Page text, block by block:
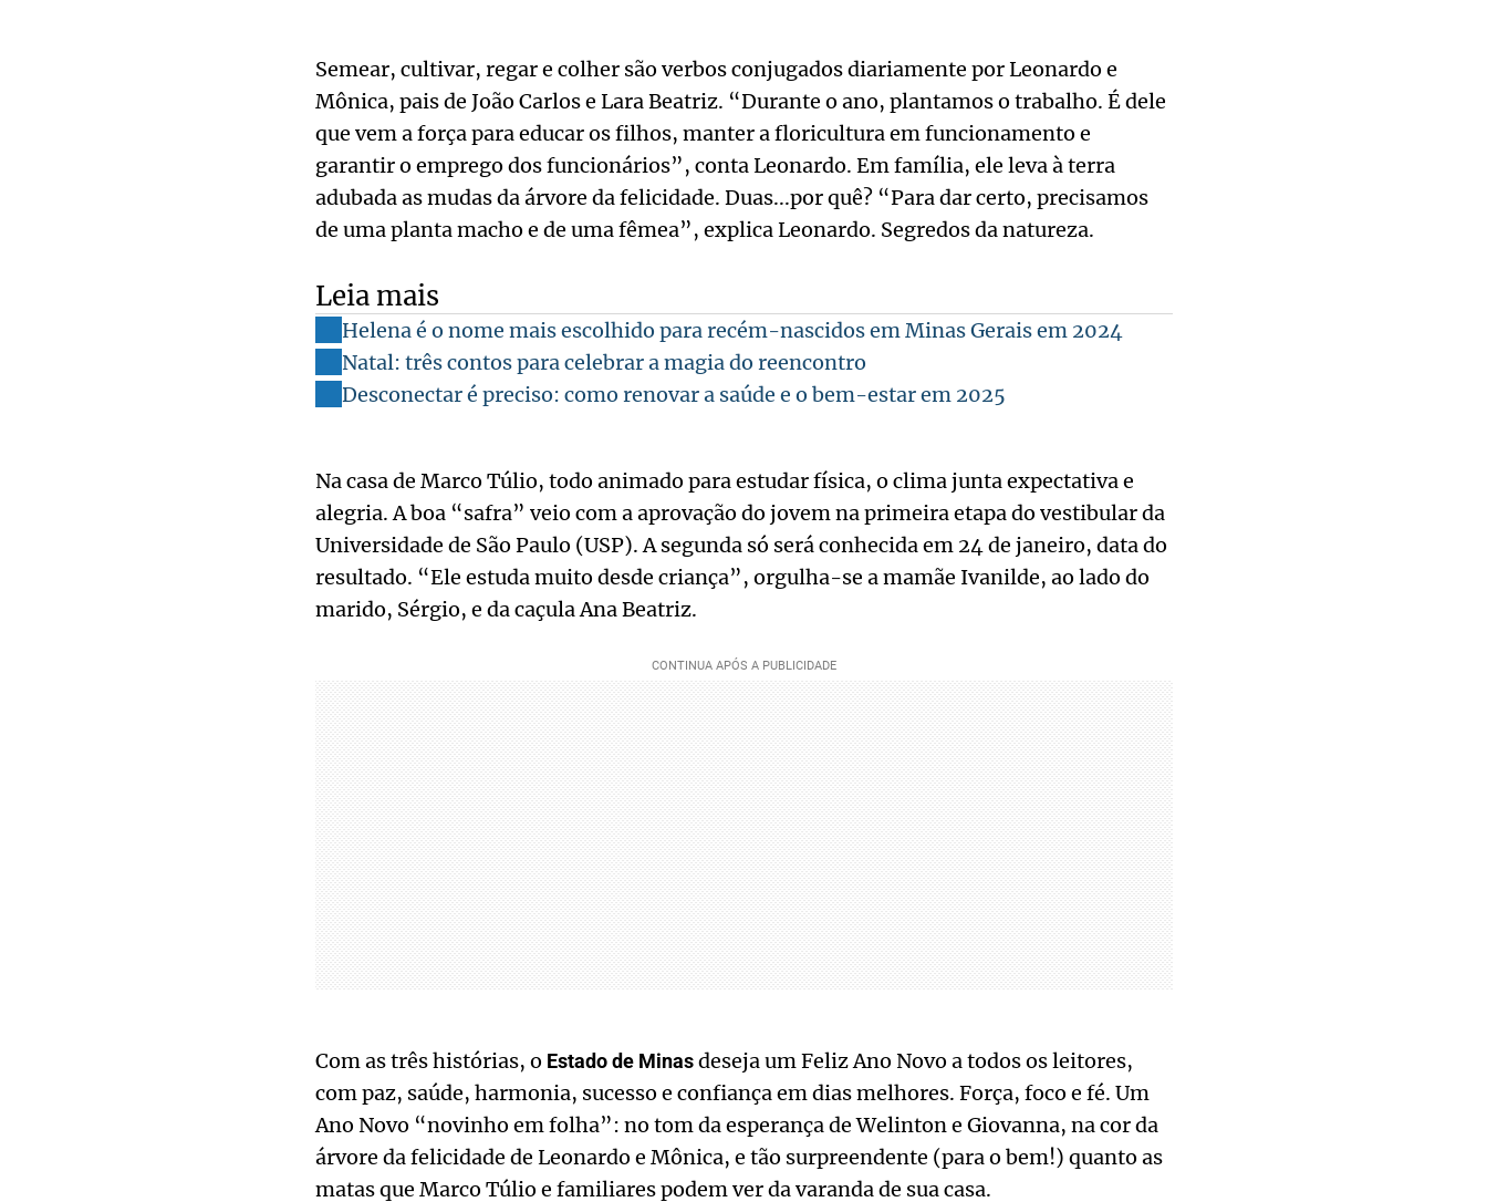
Semear, cultivar, regar e colher são verbos conjugados diariamente por Leonardo e
Mônica, pais de João Carlos e Lara Beatriz. “Durante o ano, plantamos o trabalho. É dele
que vem a força para educar os filhos, manter a floricultura em funcionamento e
garantir o emprego dos funcionários”, conta Leonardo. Em família, ele leva à terra
adubada as mudas da árvore da felicidade. Duas...por quê? “Para dar certo, precisamos
de uma planta macho e de uma fêmea”, explica Leonardo. Segredos da natureza.
Leia mais
Helena é o nome mais escolhido para recém-nascidos em Minas Gerais em 2024
Natal: três contos para celebrar a magia do reencontro
Desconectar é preciso: como renovar a saúde e o bem-estar em 2025
Na casa de Marco Túlio, todo animado para estudar física, o clima junta expectativa e
alegria. A boa “safra” veio com a aprovação do jovem na primeira etapa do vestibular da
Universidade de São Paulo (USP). A segunda só será conhecida em 24 de janeiro, data do
resultado. “Ele estuda muito desde criança”, orgulha-se a mamãe Ivanilde, ao lado do
marido, Sérgio, e da caçula Ana Beatriz.
Com as três histórias, o Estado de Minasdeseja um Feliz Ano Novo a todos os leitores,
com paz, saúde, harmonia, sucesso e confiança em dias melhores. Força, foco e fé. Um
Ano Novo “novinho em folha”: no tom da esperança de Welinton e Giovanna, na cor da
árvore da felicidade de Leonardo e Mônica, e tão surpreendente (para o bem!) quanto as
matas que Marco Túlio e familiares podem ver da varanda de sua casa.